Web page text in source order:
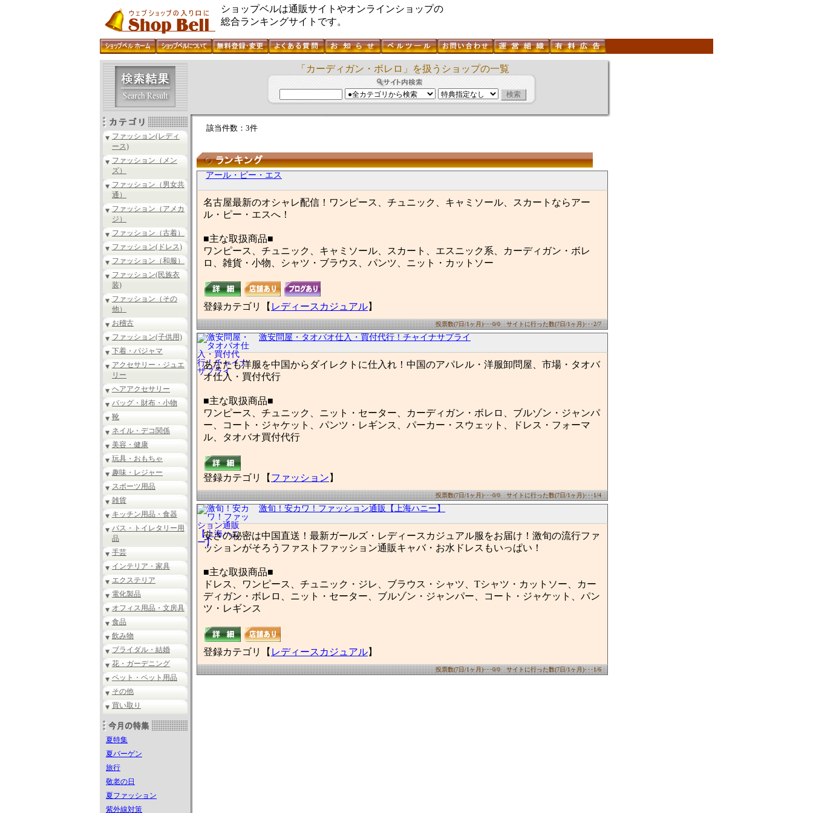
ショップベルは通販サイトやオンラインショップの
総合ランキングサイトです。
ファッション(レディ
ース)
ファッション（メン
ズ）
ファッション（男女共
通）
ファッション（アメカ
ジ）
ファッション（古着）
ファッション(ドレス)
ファッション（和服）
ファッション(民族衣
装)
ファッション（その
他）
お稽古
ファッション(子供用)
下着・パジャマ
アクセサリー・ジュエ
リー
ヘアアクセサリー
バッグ・財布・小物
靴
ネイル・デコ関係
美容・健康
玩具・おもちゃ
趣味・レジャー
スポーツ用品
雑貨
キッチン用品・食器
バス・トイレタリー用
品
手芸
インテリア・家具
エクステリア
電化製品
オフィス用品・文房具
食品
飲み物
ブライダル・結婚
花・ガーデニング
ペット・ペット用品
その他
買い取り
夏特集
夏バーゲン
旅行
敬老の日
夏ファッション
紫外線対策
「カーディガン・ボレロ」を扱うショップの一覧
該当件数：3件
アール・ピー・エス
名古屋最新のオシャレ配信！ワンピース、チュニック、キャミソール、スカートならアー
ル・ピー・エスへ！
■主な取扱商品■
ワンピース、チュニック、キャミソール、スカート、エスニック系、カーディガン・ボレ
ロ、雑貨・小物、シャツ・ブラウス、パンツ、ニット・カットソー
登録カテゴリ【 レディースカジュアル】
投票数(7日/1ヶ月)･･･0/0 サイトに行った数(7日/1ヶ月)･･･2/7
激安問屋・タオバオ仕入・買付代行！チャイナサプライ
あなたも洋服を中国からダイレクトに仕入れ！中国のアパレル・洋服卸問屋、市場・タオバ
オ仕入・買付代行
■主な取扱商品■
ワンピース、チュニック、ニット・セーター、カーディガン・ボレロ、ブルゾン・ジャンパ
ー、コート・ジャケット、パンツ・レギンス、パーカー・スウェット、ドレス・フォーマ
ル、タオバオ買付代行
登録カテゴリ【 ファッション 】
投票数(7日/1ヶ月)･･･0/0 サイトに行った数(7日/1ヶ月)･･･1/4
激旬！安カワ！ファッション通販【上海ハニー】
安さの秘密は中国直送！最新ガールズ・レディースカジュアル服をお届け！激旬の流行ファ
ッションがそろうファストファッション通販キャバ・お水ドレスもいっぱい！
■主な取扱商品■
ドレス、ワンピース、チュニック・ジレ、ブラウス・シャツ、Tシャツ・カットソー、カー
ディガン・ボレロ、ニット・セーター、ブルゾン・ジャンパー、コート・ジャケット、パン
ツ・レギンス
登録カテゴリ【 レディースカジュアル】
投票数(7日/1ヶ月)･･･0/0 サイトに行った数(7日/1ヶ月)･･･1/6